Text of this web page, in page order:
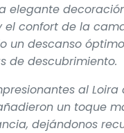
elegante
el confort de la
un descanso
de descubrimiento.
al
un toque
dejándonos